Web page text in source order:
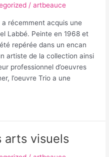
/artbeauce
récemment acquis une
Labbé. Peinte en 1968 et
repérée dans un encan
artiste de la collection ainsi
professionnel d’oeuvres
l’oeuvre Trio a une
arts visuels